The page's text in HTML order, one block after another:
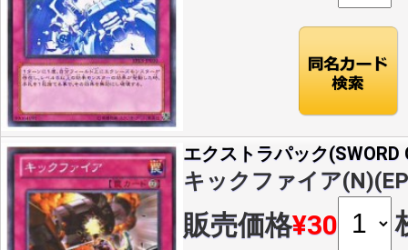
エクストラパック(SWORD
キックファイア
販売価格¥30